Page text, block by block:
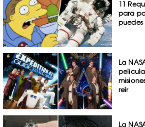
11
para
La
reír
La